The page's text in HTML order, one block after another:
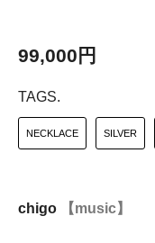
99,000円
TAGS.
NECKLACE SILVER
chigo 【music】